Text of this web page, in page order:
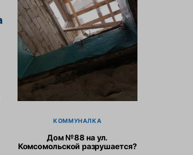
КОММУНАЛКА
Дом №88 на ул.
Комсомольской разрушается?